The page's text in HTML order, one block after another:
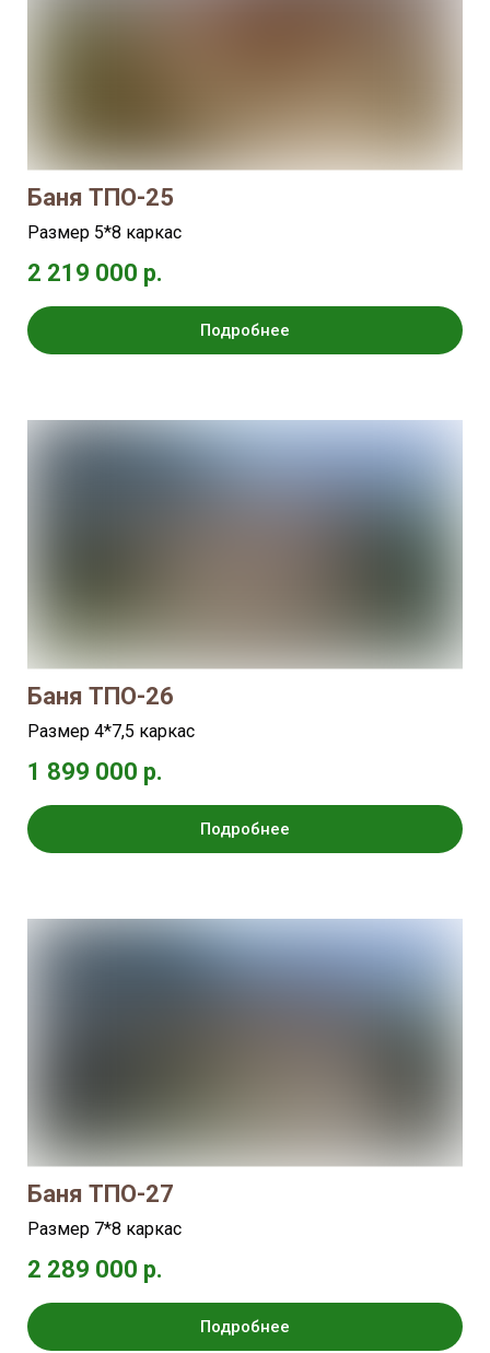
Баня ТПО-25
Размер 5*8 каркас
2 219 000 р.
Подробнее
Баня ТПО-26
Размер 4*7,5 каркас
1 899 000 р.
Подробнее
Баня ТПО-27
Размер 7*8 каркас
2 289 000 р.
Подробнее